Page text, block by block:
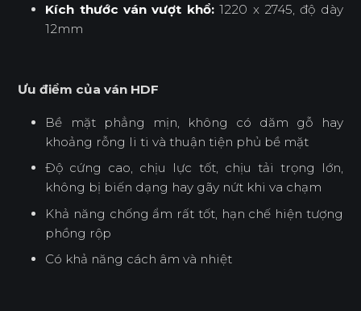
Kích thước ván vượt khổ:1220 x 2745, độ dày
12mm
Ưu điểm của ván HDF
Bề mặt phẳng mịn, không có dăm gỗ hay
khoảng rỗng li ti và thuận tiện phủ bề mặt
Độ cứng cao, chịu lực tốt, chịu tải trọng lớn,
không bị biến dạng hay gãy nứt khi va chạm
Khả năng chống ẩm rất tốt, hạn chế hiện tượng
phồng rộp
Có khả năng cách âm và nhiệt